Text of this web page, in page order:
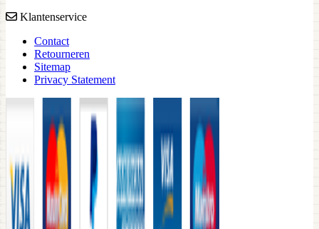
Klantenservice
Contact
Retourneren
Sitemap
Privacy Statement